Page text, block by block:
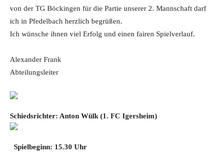
von der TG Böckingen für die Partie unserer 2. Mannschaft darf
ich in Pfedelbach herzlich begrüßen.
Ich wünsche ihnen viel Erfolg und einen fairen Spielverlauf.
Alexander Frank
Abteilungsleiter
Schiedsrichter: Anton Wülk (1. FC Igersheim)
Spielbeginn: 15.30 Uhr